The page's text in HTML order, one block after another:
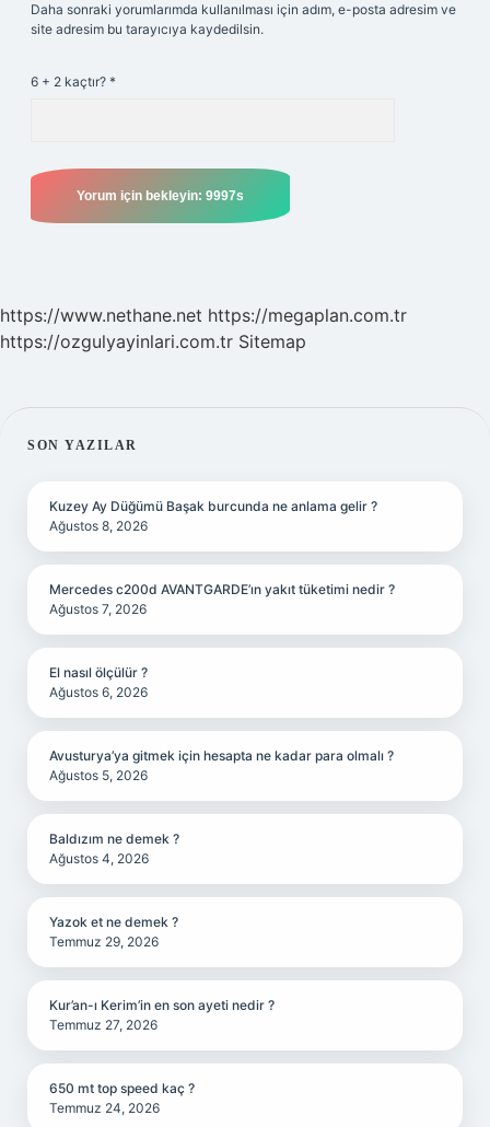
Daha sonraki yorumlarımda kullanılması için adım, e-posta adresim ve
site adresim bu tarayıcıya kaydedilsin.
6 + 2 kaçtır? *
https://www.nethane.net https://megaplan.com.tr
https://ozgulyayinlari.com.tr Sitemap
SIDEBAR
SON YAZILAR
Kuzey Ay Düğümü Başak burcunda ne anlama gelir ?
Ağustos 8, 2026
Mercedes c200d AVANTGARDE’ın yakıt tüketimi nedir ?
Ağustos 7, 2026
El nasıl ölçülür ?
Ağustos 6, 2026
Avusturya’ya gitmek için hesapta ne kadar para olmalı ?
Ağustos 5, 2026
Baldızım ne demek ?
Ağustos 4, 2026
Yazok et ne demek ?
Temmuz 29, 2026
Kur’an-ı Kerim’in en son ayeti nedir ?
Temmuz 27, 2026
650 mt top speed kaç ?
Temmuz 24, 2026